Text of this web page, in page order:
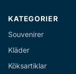
KATEGORIER
Souvenirer
Kläder
Köksartiklar